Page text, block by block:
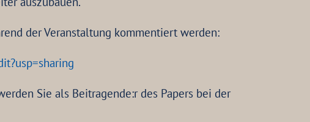
der Veranstaltung kommentiert werden:
Sie als Beitragende:r des Papers bei der